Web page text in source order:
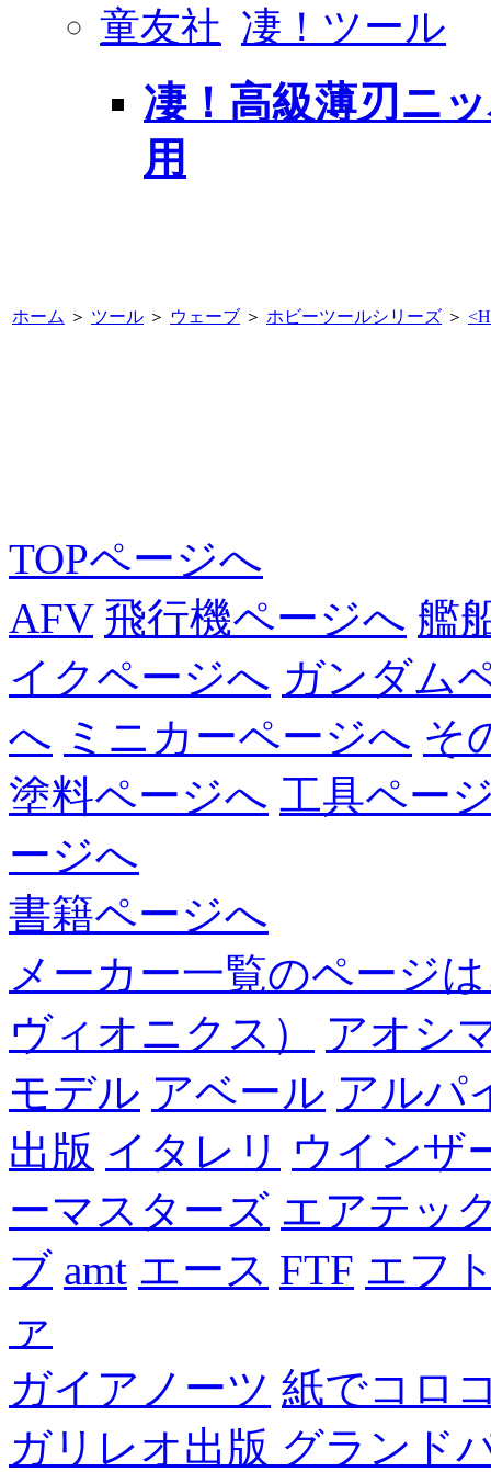
童友社 凄！ツール
凄！高級薄刃ニ
用
ホーム ＞ ツール ＞ ウェーブ ＞ ホビーツールシリーズ ＞ <
TOPページへ
AFV 飛行機ページへ 艦
イクページへ ガンダム
へ ミニカーページへ そ
塗料ページへ 工具ペー
ージへ
書籍ページへ
メーカー一覧のページ
ヴィオニクス）
アオシ
モデル アベール アルパ
出版 イタレリ ウインザ
ーマスターズ エアテッ
ブ amt エース FTF エフ
ァ
ガイアノーツ 紙でコロ
ガリレオ出版 グランド